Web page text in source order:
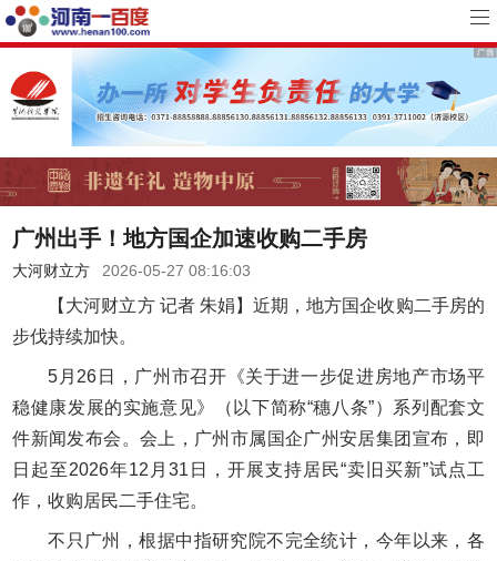
广州出手！地方国企加速收购二手房
大河财立方 2026-05-27 08:16:03
【大河财立方 记者 朱娟】近期，地方国企收购二手房的
步伐持续加快。
5月26日，广州市召开《关于进一步促进房地产市场平
稳健康发展的实施意见》（以下简称“穗八条”）系列配套文
件新闻发布会。会上，广州市属国企广州安居集团宣布，即
日起至2026年12月31日，开展支持居民“卖旧买新”试点工
作，收购居民二手住宅。
不只广州，根据中指研究院不完全统计，今年以来，各